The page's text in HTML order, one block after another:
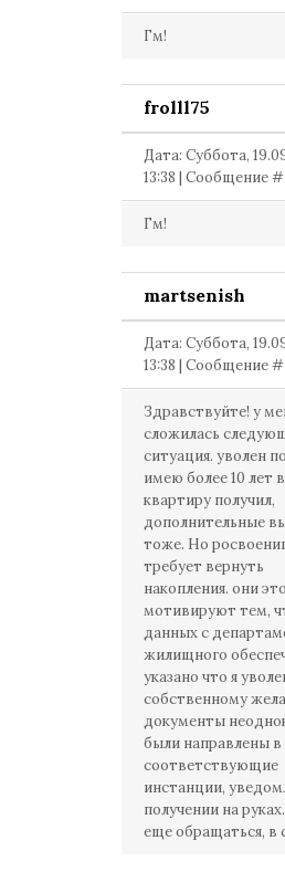
Гм!
frolll75
Дата: Суббота,
13:38 | Сообщение #
Гм!
martsenish
Дата: Суббота,
13:38 | Сообщение #
Здравствуйте! у
сложилась
ситуация. уволен
имею более 10 лет
квартиру получил,
дополнительные
тоже. Но
требует вернуть
накопления. они это
мотивируют тем,
данных с
жилищного
указано что я
собственному
документы
были направлены в
соответствующие
инстанции,
получении на
еще обращаться, в